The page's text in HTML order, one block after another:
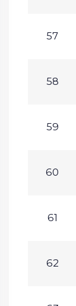
57
58
59
60
61
62